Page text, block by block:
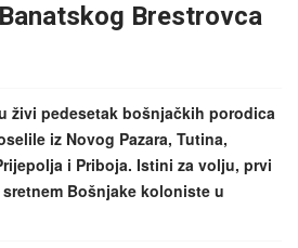
g
t
Brestrovca
živi pedesetak bošnjačkih porodica
iz Novog Pazara, Tutina,
i Priboja. Istini za volju, prvi
Bošnjake koloniste u